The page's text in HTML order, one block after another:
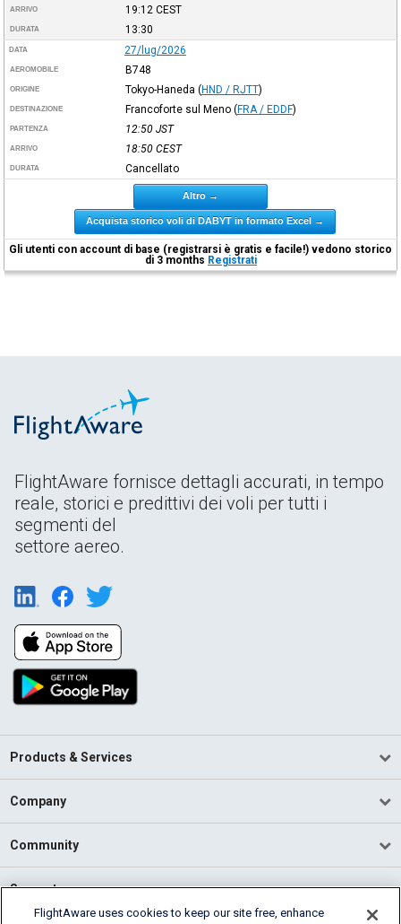
ARRIVO 19:12 CEST
DURATA 13:30
DATA 27/lug/2026
AEROMOBILE B748
ORIGINE Tokyo-Haneda (HND / RJTT)
DESTINAZIONE Francoforte sul Meno (FRA / EDDF)
PARTENZA 12:50 JST
ARRIVO 18:50 CEST
DURATA Cancellato
Altro →
Acquista storico voli di DABYT in formato Excel →
Gli utenti con account di base (registrarsi è gratis e facile!) vedono storico
di 3 months Registrati
FlightAware fornisce dettagli accurati, in tempo
reale, storici e predittivi dei voli per tutti i
segmenti del
settore aereo.
Products & Services
Company
Community
Support
FlightAware uses cookies to keep our site free, enhance